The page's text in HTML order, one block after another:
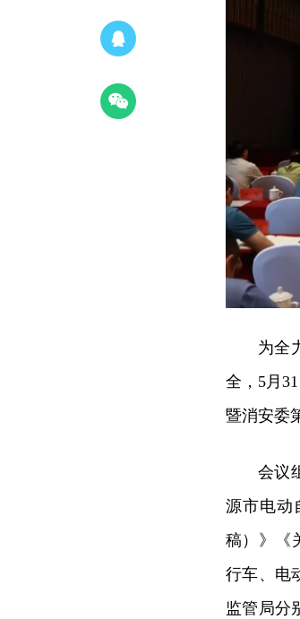
为全
全，5月
暨消安委
会议
源市电动
稿）》《
行车、电
监管局分